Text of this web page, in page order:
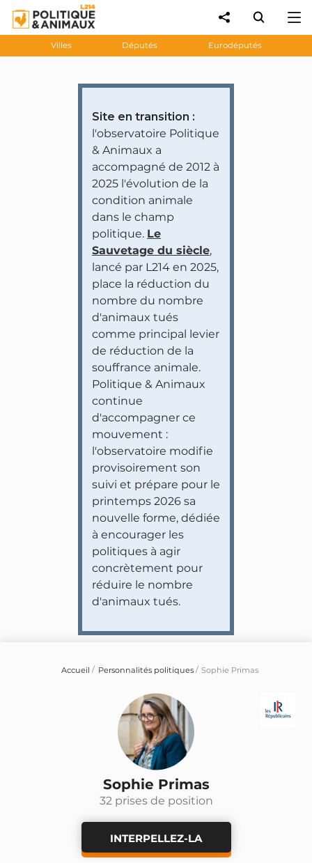
Villes Députés Eurodéputés
Site en transition :
l'observatoire Politique
& Animaux a
accompagné de 2012 à
2025 l'évolution de la
condition animale
dans le champ
politique. Le
Sauvetage du siècle,
lancé par L214 en 2025,
place la réduction du
nombre du nombre
d'animaux tués
comme principal levier
de réduction de la
souffrance animale.
Politique & Animaux
continue
d'accompagner ce
mouvement :
l'observatoire modifie
provisoirement son
suivi et prépare pour le
printemps 2026 sa
nouvelle forme, dédiée
à encourager les
politiques à agir
concrètement pour
réduire le nombre
d'animaux tués.
Accueil Personnalités politiques Sophie Primas
Sophie Primas
32 prises de position
INTERPELLEZ-LA